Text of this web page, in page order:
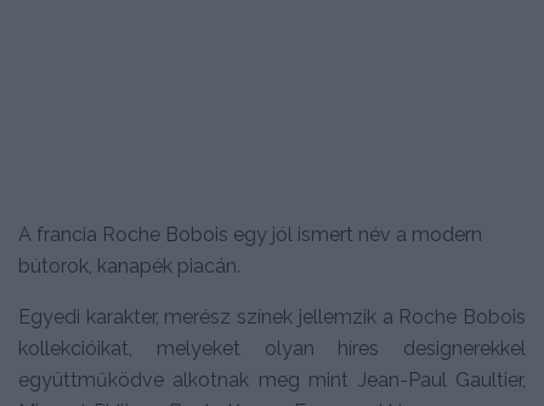
A francia Roche Bobois egy jól ismert név a modern
bútorok, kanapék piacán.
Egyedi karakter, merész színek jellemzik a Roche Bobois
kollekcióikat, melyeket olyan híres designerekkel
együttműködve alkotnak meg mint Jean-Paul Gaultier,